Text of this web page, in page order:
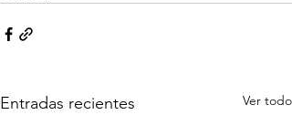
Entradas recientes Ver todo